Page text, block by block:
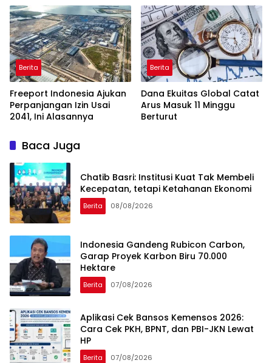
Berita
Freeport Indonesia Ajukan
Perpanjangan Izin Usai
2041, Ini Alasannya
Berita
Dana Ekuitas Global Catat
Arus Masuk 11 Minggu
Berturut
Baca Juga
Chatib Basri: Institusi Kuat Tak Membeli
Kecepatan, tetapi Ketahanan Ekonomi
Berita 08/08/2026
Indonesia Gandeng Rubicon Carbon,
Garap Proyek Karbon Biru 70.000
Hektare
Berita 07/08/2026
Aplikasi Cek Bansos Kemensos 2026:
Cara Cek PKH, BPNT, dan PBI-JKN Lewat
HP
Berita 07/08/2026